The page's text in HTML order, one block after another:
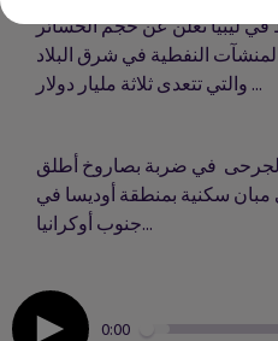
ليبيا تعلن عن حجم الخسائر
النفطية في شرق البلاد
والتي تتعدى ثلاثة مليار دولار ...
الجرحى في ضربة بصاروخ أطلق
سكنية بمنطقة أوديسا في
جنوب أوكرانيا...
0:00